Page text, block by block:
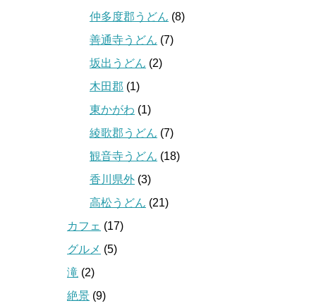
仲多度郡うどん (8)
善通寺うどん (7)
坂出うどん (2)
木田郡 (1)
東かがわ (1)
綾歌郡うどん (7)
観音寺うどん (18)
香川県外 (3)
高松うどん (21)
カフェ (17)
グルメ (5)
滝 (2)
絶景 (9)